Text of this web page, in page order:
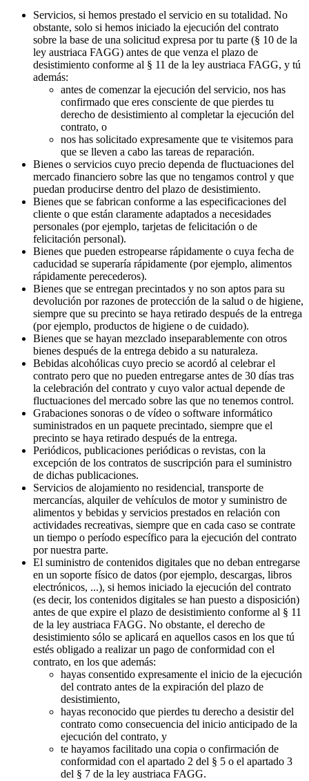
Servicios, si hemos prestado el servicio en su totalidad. No
obstante, solo si hemos iniciado la ejecución del contrato
sobre la base de una solicitud expresa por tu parte (§ 10 de la
ley austriaca FAGG) antes de que venza el plazo de
desistimiento conforme al § 11 de la ley austriaca FAGG, y tú
además:
antes de comenzar la ejecución del servicio, nos has
confirmado que eres consciente de que pierdes tu
derecho de desistimiento al completar la ejecución del
contrato, o
nos has solicitado expresamente que te visitemos para
que se lleven a cabo las tareas de reparación.
Bienes o servicios cuyo precio dependa de fluctuaciones del
mercado financiero sobre las que no tengamos control y que
puedan producirse dentro del plazo de desistimiento.
Bienes que se fabrican conforme a las especificaciones del
cliente o que están claramente adaptados a necesidades
personales (por ejemplo, tarjetas de felicitación o de
felicitación personal).
Bienes que pueden estropearse rápidamente o cuya fecha de
caducidad se superaría rápidamente (por ejemplo, alimentos
rápidamente perecederos).
Bienes que se entregan precintados y no son aptos para su
devolución por razones de protección de la salud o de higiene,
siempre que su precinto se haya retirado después de la entrega
(por ejemplo, productos de higiene o de cuidado).
Bienes que se hayan mezclado inseparablemente con otros
bienes después de la entrega debido a su naturaleza.
Bebidas alcohólicas cuyo precio se acordó al celebrar el
contrato pero que no pueden entregarse antes de 30 días tras
la celebración del contrato y cuyo valor actual depende de
fluctuaciones del mercado sobre las que no tenemos control.
Grabaciones sonoras o de vídeo o software informático
suministrados en un paquete precintado, siempre que el
precinto se haya retirado después de la entrega.
Periódicos, publicaciones periódicas o revistas, con la
excepción de los contratos de suscripción para el suministro
de dichas publicaciones.
Servicios de alojamiento no residencial, transporte de
mercancías, alquiler de vehículos de motor y suministro de
alimentos y bebidas y servicios prestados en relación con
actividades recreativas, siempre que en cada caso se contrate
un tiempo o período específico para la ejecución del contrato
por nuestra parte.
El suministro de contenidos digitales que no deban entregarse
en un soporte físico de datos (por ejemplo, descargas, libros
electrónicos, ...), si hemos iniciado la ejecución del contrato
(es decir, los contenidos digitales se han puesto a disposición)
antes de que expire el plazo de desistimiento conforme al § 11
de la ley austriaca FAGG. No obstante, el derecho de
desistimiento sólo se aplicará en aquellos casos en los que tú
estés obligado a realizar un pago de conformidad con el
contrato, en los que además:
hayas consentido expresamente el inicio de la ejecución
del contrato antes de la expiración del plazo de
desistimiento,
hayas reconocido que pierdes tu derecho a desistir del
contrato como consecuencia del inicio anticipado de la
ejecución del contrato, y
te hayamos facilitado una copia o confirmación de
conformidad con el apartado 2 del § 5 o el apartado 3
del § 7 de la ley austriaca FAGG.